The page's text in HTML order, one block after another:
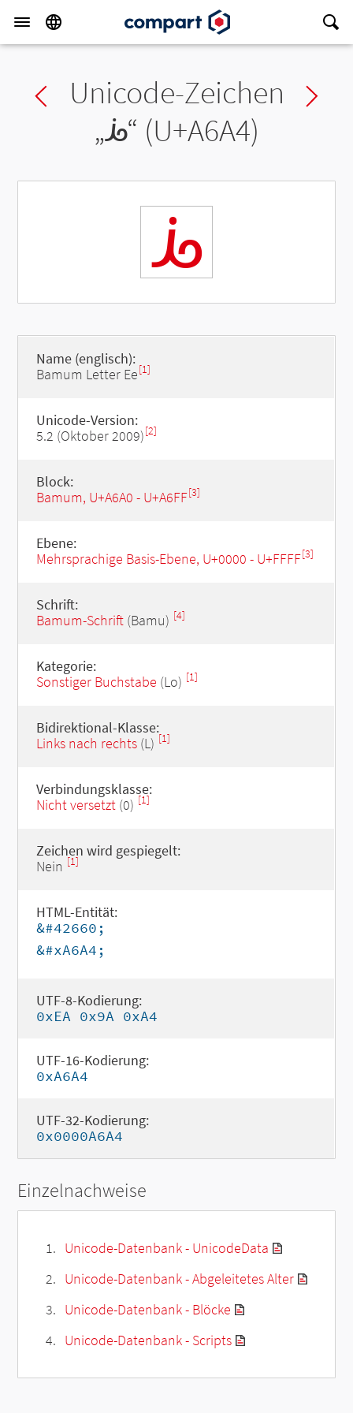
Previous char
Unicode-Zeichen
„ꚤ“ (U+A6A4)
ꚤ
Name (englisch):
Bamum Letter Ee[1]
Unicode-Version:
5.2 (Oktober 2009)[2]
Block:
Bamum, U+A6A0 - U+A6FF[3]
Ebene:
Mehrsprachige Basis-Ebene, U+0000 - U+FFFF[3]
Schrift:
Bamum-Schrift(Bamu) [4]
Kategorie:
Sonstiger Buchstabe (Lo) [1]
Bidirektional-Klasse:
Links nach rechts(L) [1]
Verbindungsklasse:
Nicht versetzt(0) [1]
Zeichen wird gespiegelt:
Nein [1]
HTML-Entität:
&#42660;
&#xA6A4;
UTF-8-Kodierung:
0xEA 0x9A 0xA4
UTF-16-Kodierung:
0xA6A4
UTF-32-Kodierung:
0x0000A6A4
Einzelnachweise
Unicode-Datenbank - UnicodeData
Unicode-Datenbank - Abgeleitetes Alter
Unicode-Datenbank - Blöcke
Unicode-Datenbank - Scripts